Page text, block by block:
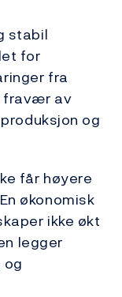
stabil
for
fra
fravær av
og
får høyere
økonomisk
ikke økt
legger